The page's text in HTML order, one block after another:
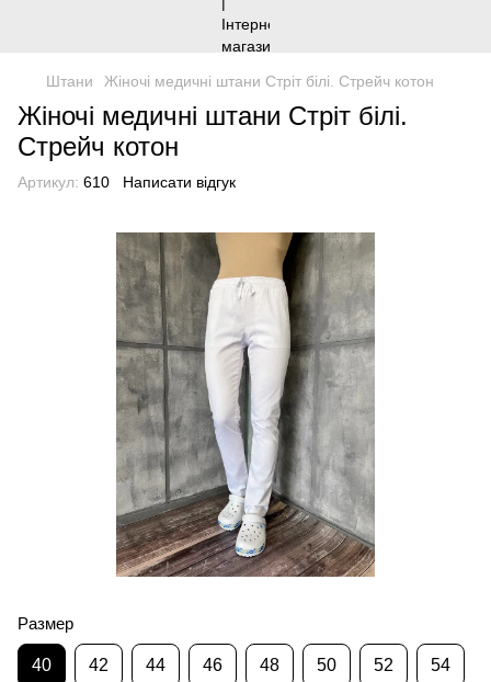
Штани Жіночі медичні штани Стріт білі. Стрейч котон
Жіночі медичні штани Стріт білі.
Стрейч котон
Артикул: 610 Написати відгук
Размер
40 42 44 46 48 50 52 54